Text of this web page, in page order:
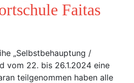
Faitas
„Selbstbehauptung /
vom 22. bis 26.1.2024 eine
teilgenommen haben alle